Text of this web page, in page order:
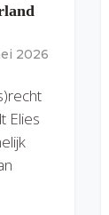
2026
Elies